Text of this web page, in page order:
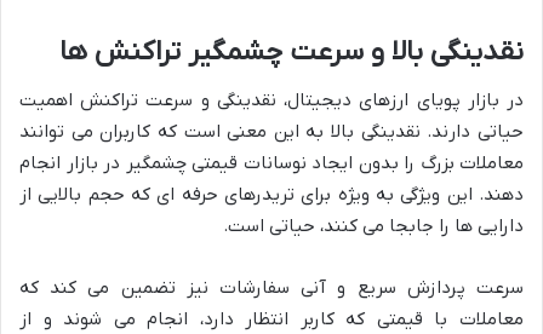
نقدینگی بالا و سرعت چشمگیر تراکنش ها
در بازار پویای ارزهای دیجیتال، نقدینگی و سرعت تراکنش اهمیت
حیاتی دارند. نقدینگی بالا به این معنی است که کاربران می توانند
معاملات بزرگ را بدون ایجاد نوسانات قیمتی چشمگیر در بازار انجام
دهند. این ویژگی به ویژه برای تریدرهای حرفه ای که حجم بالایی از
دارایی ها را جابجا می کنند، حیاتی است.
سرعت پردازش سریع و آنی سفارشات نیز تضمین می کند که
معاملات با قیمتی که کاربر انتظار دارد، انجام می شوند و از